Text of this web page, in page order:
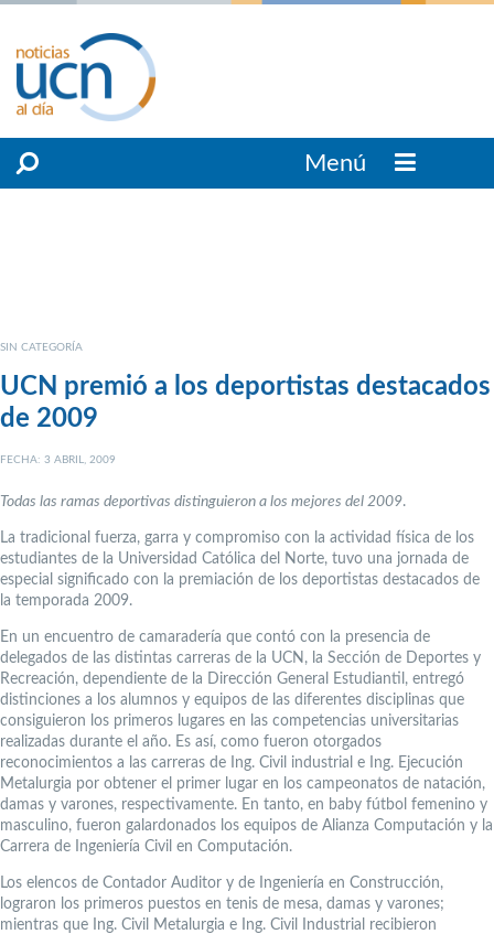
Menú
SIN CATEGORÍA
UCN premió a los deportistas destacados
de 2009
FECHA: 3 ABRIL, 2009
Todas las ramas deportivas distinguieron a los mejores del 2009.
La tradicional fuerza, garra y compromiso con la actividad física de los
estudiantes de la Universidad Católica del Norte, tuvo una jornada de
especial significado con la premiación de los deportistas destacados de
la temporada 2009.
En un encuentro de camaradería que contó con la presencia de
delegados de las distintas carreras de la UCN, la Sección de Deportes y
Recreación, dependiente de la Dirección General Estudiantil, entregó
distinciones a los alumnos y equipos de las diferentes disciplinas que
consiguieron los primeros lugares en las competencias universitarias
realizadas durante el año. Es así, como fueron otorgados
reconocimientos a las carreras de Ing. Civil industrial e Ing. Ejecución
Metalurgia por obtener el primer lugar en los campeonatos de natación,
damas y varones, respectivamente. En tanto, en baby fútbol femenino y
masculino, fueron galardonados los equipos de Alianza Computación y la
Carrera de Ingeniería Civil en Computación.
Los elencos de Contador Auditor y de Ingeniería en Construcción,
lograron los primeros puestos en tenis de mesa, damas y varones;
mientras que Ing. Civil Metalurgia e Ing. Civil Industrial recibieron